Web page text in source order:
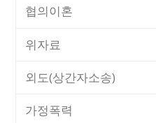
협의이혼
위자료
외도(상간자소송)
가정폭력